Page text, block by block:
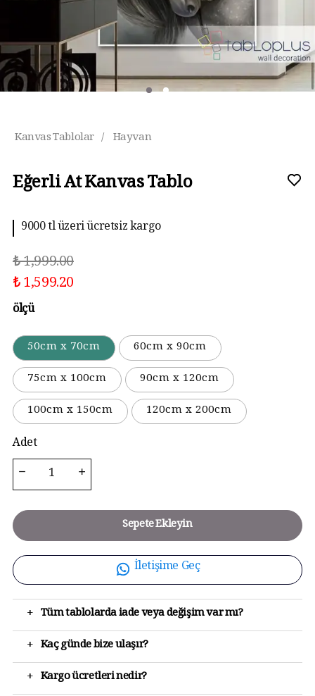
Kanvas Tablolar / Hayvan
Eğerli At Kanvas Tablo
9000 tl üzeri ücretsiz kargo
₺ 1,999.00
₺ 1,599.20
ölçü
50cm x 70cm
60cm x 90cm
75cm x 100cm
90cm x 120cm
100cm x 150cm
120cm x 200cm
Adet
Sepete Ekleyin
İletişime Geç
+ Tüm tablolarda iade veya değişim var mı?
+ Kaç günde bize ulaşır?
+ Kargo ücretleri nedir?